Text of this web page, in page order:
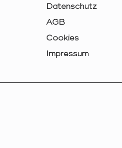
Datenschutz
AGB
Cookies
Impressum